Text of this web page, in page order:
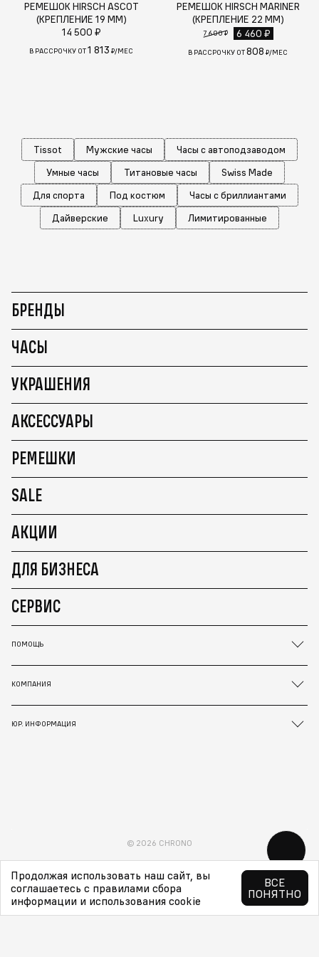
РЕМЕШОК HIRSCH ASCOT
(КРЕПЛЕНИЕ 19 ММ)
14 500 ₽
В РАССРОЧКУ ОТ1 813 ₽/МЕС
РЕМЕШОК HIRSCH MARINER
(КРЕПЛЕНИЕ 22 ММ)
7 600 ₽ 6 460 ₽
В РАССРОЧКУ ОТ808 ₽/МЕС
Tissot Мужские часы
Часы с автоподзаводом
Умные часы
Титановые часы
Swiss Made
Для спорта
Под костюм
Часы с бриллиантами
Дайверские
Luxury Лимитированные
БРЕНДЫ
ЧАСЫ
УКРАШЕНИЯ
АКСЕССУАРЫ
РЕМЕШКИ
SALE
АКЦИИ
ДЛЯ БИЗНЕСА
СЕРВИС
ПОМОЩЬ
КОМПАНИЯ
ЮР. ИНФОРМАЦИЯ
© 2026 CHRONO
Продолжая использовать наш сайт, вы
соглашаетесь с правилами сбора
информации и использования cookie
ВСЕ
ПОНЯТНО